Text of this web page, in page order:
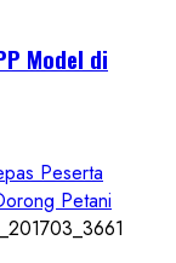
Model di
Peserta
Petani